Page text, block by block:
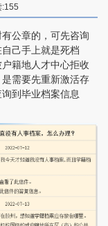
:155
公章的，可先咨询
己手上就是死档
籍地人才中心拒收
需要先重新激活存
到毕业档案信息